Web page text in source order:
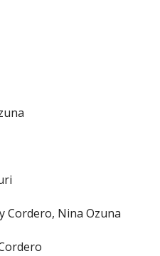
Cordero, Nina Ozuna